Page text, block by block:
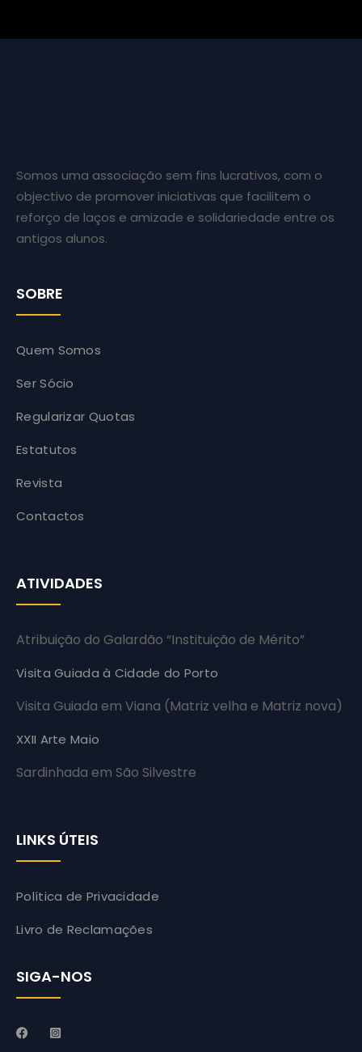
Somos uma associação sem fins lucrativos, com o
objectivo de promover iniciativas que facilitem o
reforço de laços e amizade e solidariedade entre os
antigos alunos.
SOBRE
Quem Somos
Ser Sócio
Regularizar Quotas
Estatutos
Revista
Contactos
ATIVIDADES
Atribuição do Galardão “Instituição de Mérito”
Visita Guiada à Cidade do Porto
Visita Guiada em Viana (Matriz velha e Matriz nova)
XXII Arte Maio
Sardinhada em São Silvestre
LINKS ÚTEIS
Política de Privacidade
Livro de Reclamações
SIGA-NOS